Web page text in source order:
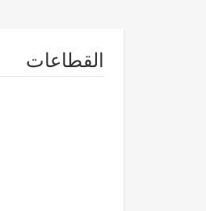
القطاعات